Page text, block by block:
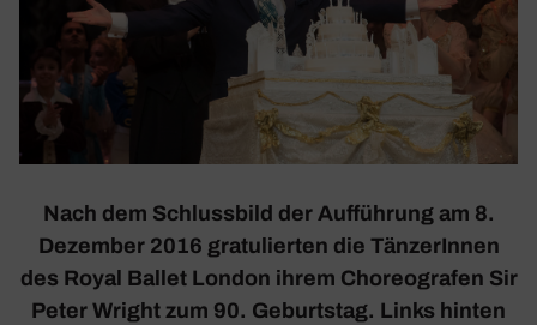
Nach dem Schluss­bild der Auffüh­rung am 8.
Dezember 2016 gratu­lierten die Tänze­rInnen
des Royal Ballet London ihrem Choreo­grafen Sir
Peter Wright zum 90. Geburtstag. Links hinten